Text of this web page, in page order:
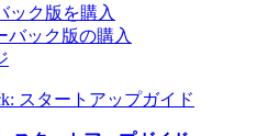
ック版を購入
バック版の購入